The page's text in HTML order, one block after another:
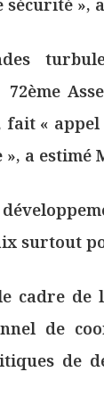
«
a estimé
surtout
cadre
de
de